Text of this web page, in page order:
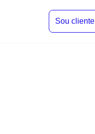
Sou cliente